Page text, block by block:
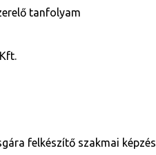
tanfolyam
felkészítő szakmai képzés